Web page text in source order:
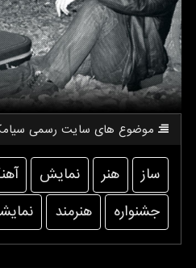
موضوع های سایت رسمی
ساز هنر نمایش
جشنواره
هنرمند